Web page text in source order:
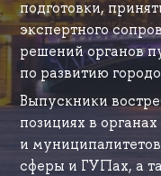
подготовки,
экспертного
решений органов
по развитию
Выпускники
позициях в
и
сферы и ГУПах, а